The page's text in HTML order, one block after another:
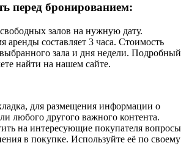
перед бронированием:
залов на нужную дату.
аренды составляет 3 часа. Стоимость
зала и дня недели. Подробный
найти на нашем сайте.
для размещения информации о
любого другого важного контента.
на интересующие покупателя вопросы
в покупке. Используйте её по своему